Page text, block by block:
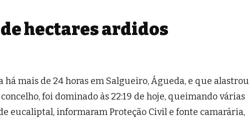
de hectares ardidos
há mais de 24 horas em Salgueiro, Águeda, e que alastrou
foi dominado às 22:19 de hoje, queimando várias
eucaliptal, informaram Proteção Civil e fonte camarária,